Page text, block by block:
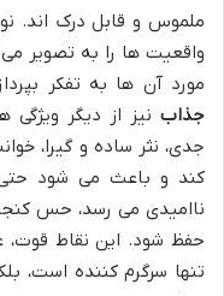
ملموس و قابل درک اند.
واقعیت ها را به تصویر
مورد آن ها به تفکر
جذاب نیز از دیگر
جدی، نثر ساده و گیرا،
کند و باعث می شود
ناامیدی می رسد، حس
حفظ شود. این نقاط قوت،
تنها سرگرم کننده است،